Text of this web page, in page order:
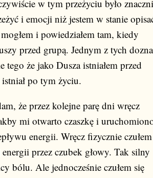
w tym przeżyciu było
i emocji niż jestem w stanie
i powiedziałem tam, kiedy
przed grupą. Jednym z tych
tego że jako Dusza istniałem przed
po tym życiu.
że przez kolejne parę dni wręcz
mi otwarto czaszkę i
energii. Wręcz fizycznie czułem
przez czubek głowy. Tak silny
bólu. Ale jednocześnie czułem się